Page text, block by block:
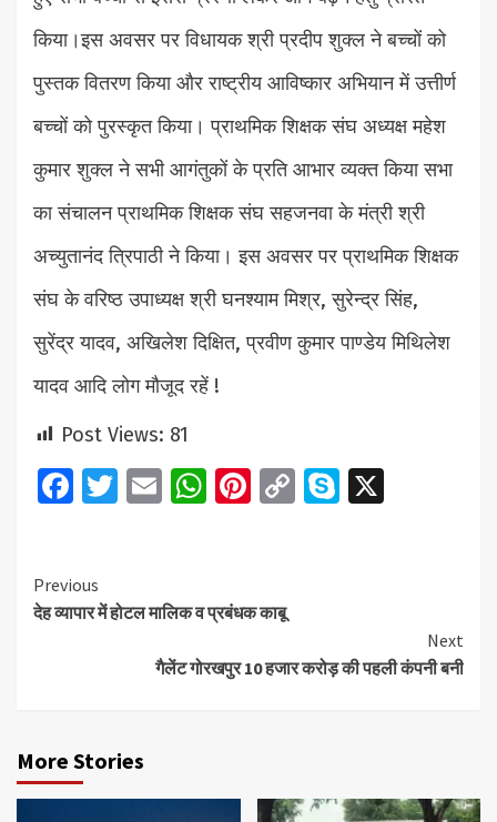
किया।इस अवसर पर विधायक श्री प्रदीप शुक्ल ने बच्चों को
पुस्तक वितरण किया और राष्ट्रीय आविष्कार अभियान में उत्तीर्ण
बच्चों को पुरस्कृत किया। प्राथमिक शिक्षक संघ अध्यक्ष महेश
कुमार शुक्ल ने सभी आगंतुकों के प्रति आभार व्यक्त किया सभा
का संचालन प्राथमिक शिक्षक संघ सहजनवा के मंत्री श्री
अच्युतानंद त्रिपाठी ने किया। इस अवसर पर प्राथमिक शिक्षक
संघ के वरिष्ठ उपाध्यक्ष श्री घनश्याम मिश्र, सुरेन्द्र सिंह,
सुरेंद्र यादव, अखिलेश दिक्षित, प्रवीण कुमार पाण्डेय मिथिलेश
यादव आदि लोग मौजूद रहें !
Post Views: 81
Facebook
Twitter
EmailWhatsApp
Pinterest
CopySkype
Continue
Reading
Previous
देह व्यापार में होटल मालिक व प्रबंधक काबू
Next
गैलेंट गोरखपुर 10 हजार करोड़ की पहली कंपनी बनी
More Stories